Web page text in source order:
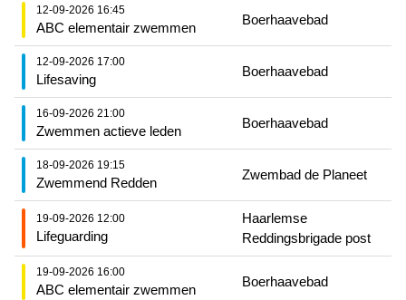
12-09-2026 16:45
ABC elementair zwemmen
Boerhaavebad
12-09-2026 17:00
Lifesaving
Boerhaavebad
16-09-2026 21:00
Zwemmen actieve leden
Boerhaavebad
18-09-2026 19:15
Zwemmend Redden
Zwembad de Planeet
19-09-2026 12:00
Lifeguarding
Haarlemse
Reddingsbrigade post
19-09-2026 16:00
ABC elementair zwemmen
Boerhaavebad